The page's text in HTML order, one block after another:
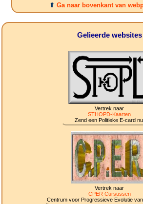
⇑ Ga naar bovenkant van
Gelieerde websites
Vertrek naar
STHOPD-Kaarten
Zend een Politieke E-card nu.
Vertrek naar
CPER Cursussen
Centrum voor Progressieve Evolutie van